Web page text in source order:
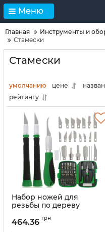
Меню
Главная Инструменты и
Стамески
Стамески
умолчанию цене
рейтингу
Набор ножей для
резьбы по дереву
предметов для
464.36 грн